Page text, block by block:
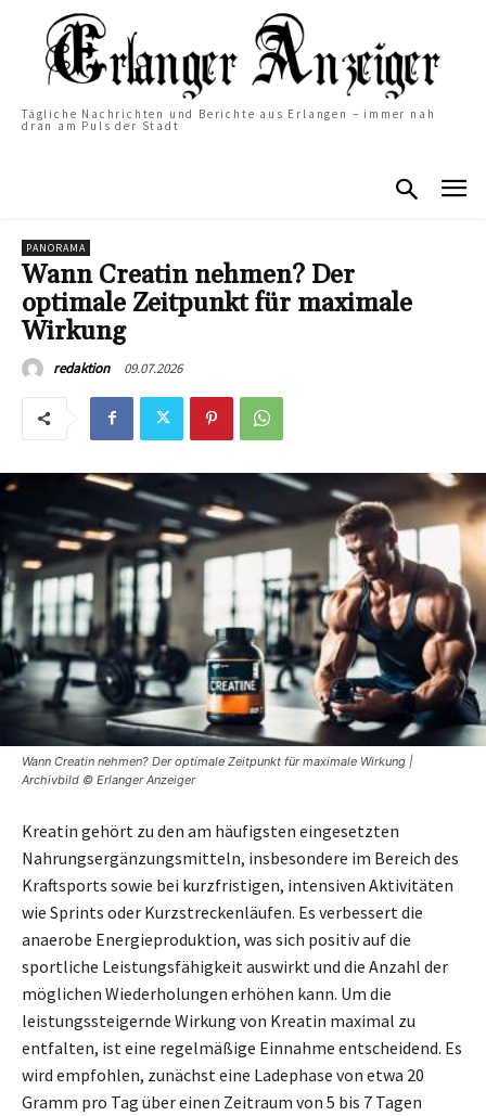
Tägliche Nachrichten und Berichte aus Erlangen – immer nah
dran am Puls der Stadt
PANORAMA
Wann Creatin nehmen? Der
optimale Zeitpunkt für maximale
Wirkung
redaktion 09.07.2026
Wann Creatin nehmen? Der optimale Zeitpunkt für maximale Wirkung |
Archivbild © Erlanger Anzeiger
Kreatin gehört zu den am häufigsten eingesetzten
Nahrungsergänzungsmitteln, insbesondere im Bereich des
Kraftsports sowie bei kurzfristigen, intensiven Aktivitäten
wie Sprints oder Kurzstreckenläufen. Es verbessert die
anaerobe Energieproduktion, was sich positiv auf die
sportliche Leistungsfähigkeit auswirkt und die Anzahl der
möglichen Wiederholungen erhöhen kann. Um die
leistungssteigernde Wirkung von Kreatin maximal zu
entfalten, ist eine regelmäßige Einnahme entscheidend. Es
wird empfohlen, zunächst eine Ladephase von etwa 20
Gramm pro Tag über einen Zeitraum von 5 bis 7 Tagen